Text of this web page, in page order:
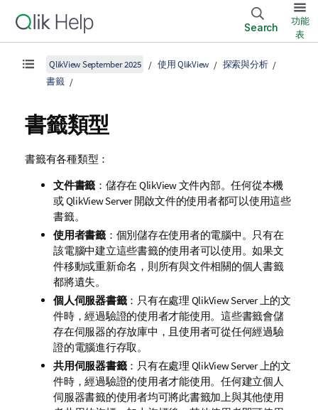
Search
功能
表
QlikView September 2025 使用 QlikView
探索與分析
書籤
書籤類型
書籤有各種類型：
文件書籤 ：儲存在 QlikView文件內部。任何從本機
或 QlikView Server 開啟文件的使用者都可以使用這些
書籤。
使用者書籤：個別儲存在使用者的電腦中。只有在
該電腦中建立這些書籤的使用者可以使用。如果文
件移動或重新命名，則所有與文件相關的個人書籤
都將遺失。
個人伺服器書籤：只有在處理 QlikView Server 上的文
件時，經過驗證的使用者才能使用。這些書籤會儲
存在伺服器的存放庫中，且使用者可從任何經過驗
證的電腦進行存取。
共用伺服器書籤：只有在處理 QlikView Server 上的文
件時，經過驗證的使用者才能使用。任何建立個人
伺服器書籤的使用者均可將此書籤加上與其他使用